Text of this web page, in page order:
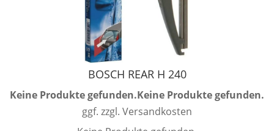
BOSCH REAR H 240
Keine Produkte gefunden.Keine Produkte gefunden.
ggf. zzgl. Versandkosten